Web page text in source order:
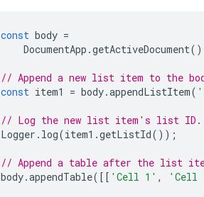
const body =
DocumentApp .getActiveDocument
// Append a new list item to the
const item1 = body.appendListItem(
// Log the new list item's list ID.
Logger . log(item1 .getListId());
// Append a table after the list
body.appendTable([[ 'Cell 1' , 'Cell